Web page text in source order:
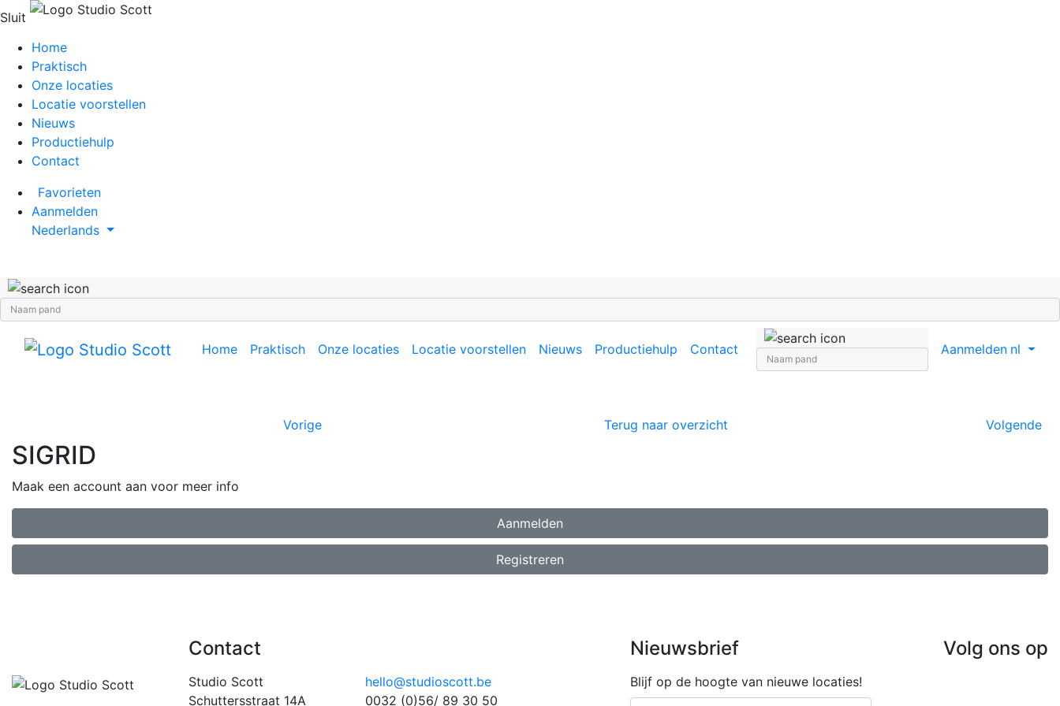
Sluit
Home
Praktisch
Onze locaties
Locatie voorstellen
Nieuws
Productiehulp
Contact
Favorieten
Aanmelden
Nederlands
Home Praktisch Onze locaties Locatie voorstellen Nieuws Productiehulp Contact Aanmelden nl
Vorige Terug naar overzicht Volgende
SIGRID
Maak een account aan voor meer info
Aanmelden
Registreren
Contact
Studio Scott
Schuttersstraat 14A
hello@studioscott.be
0032 (0)56/ 89 30 50
Nieuwsbrief
Blijf op de hoogte van nieuwe locaties!
Volg ons op